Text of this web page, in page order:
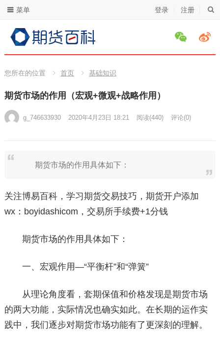
登录 注册
菜单
您所在的位置 首页 基础知识
期货市场的作用（宏观+微观+战略作用）
g_746633930 2020年4月23日 18:21 阅读(440) 评论(0)
期货市场的作用具体如下：
关注博易百科，学习期货交易技巧，期货开户添加
wx：boyidashicom，交易所手续费+1分钱
期货市场的作用具体如下：
一、宏观作用—“平衡杆”和“弹簧”
从理论角度看，套期保值和价格发现是期货市场
的两大功能，实际情况也确实如此。在长期的运作实
践中，我们逐步对期货市场功能有了更深刻的理解。